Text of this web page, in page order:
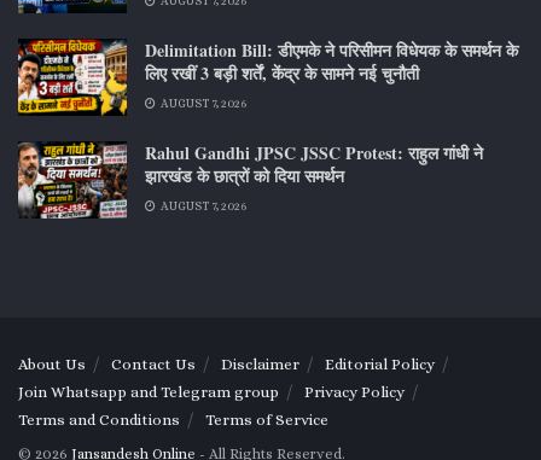
Delimitation Bill: डीएमके ने परिसीमन विधेयक के समर्थन के
लिए रखीं 3 बड़ी शर्तें, केंद्र के सामने नई चुनौती
AUGUST 7, 2026
Rahul Gandhi JPSC JSSC Protest: राहुल गांधी ने
झारखंड के छात्रों को दिया समर्थन
AUGUST 7, 2026
About Us Contact Us Disclaimer
Editorial Policy
Join Whatsapp and Telegram group
Privacy Policy
Terms and Conditions
Terms of Service
© 2026 Jansandesh Online - All Rights Reserved.